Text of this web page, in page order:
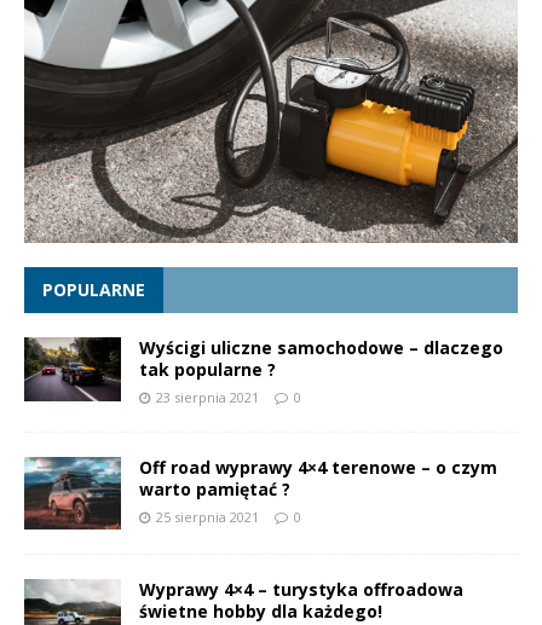
POPULARNE
Wyścigi uliczne samochodowe – dlaczego
tak popularne ?
23 sierpnia 2021 0
Off road wyprawy 4×4 terenowe – o czym
warto pamiętać ?
25 sierpnia 2021 0
Wyprawy 4×4 – turystyka offroadowa
świetne hobby dla każdego!